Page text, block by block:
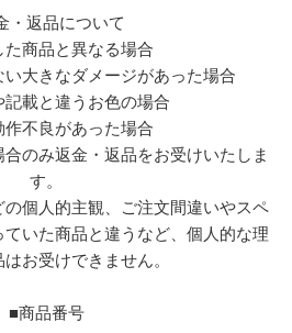
・返品について
商品と異なる場合
大きなダメージがあった場合
載と違うお色の場合
不良があった場合
合のみ返金・返品をお受けいたしま
す。
個人的主観、ご注文間違いやスペ
いた商品と違うなど、個人的な理
お受けできません。
■商品番号